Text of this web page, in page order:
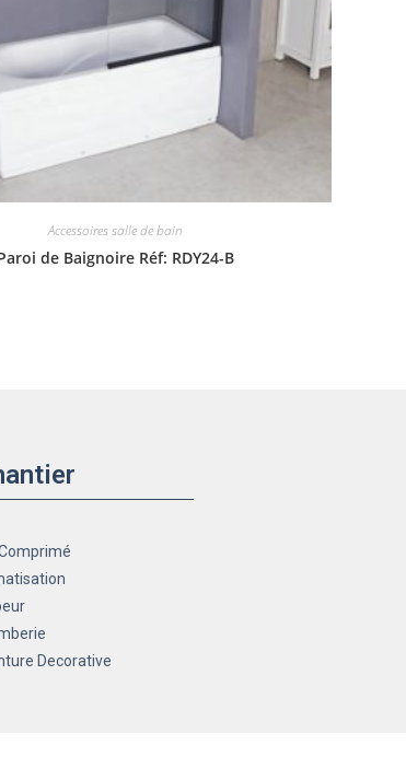
Accessoires salle de bain
de Baignoire Réf: RDY24-B
Decorative